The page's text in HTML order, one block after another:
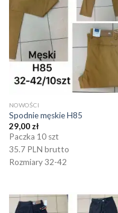
NOWOŚCI
Spodnie męskie H85
29,00zł
Paczka 10 szt
35.7 PLN brutto
Rozmiary 32-42